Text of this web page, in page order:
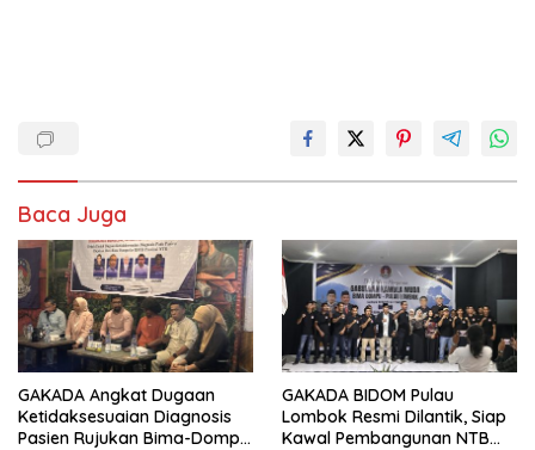
Baca Juga
GAKADA Angkat Dugaan
Ketidaksesuaian Diagnosis
Pasien Rujukan Bima-Dompu,
GAKADA BIDOM Pulau
Lombok Resmi Dilantik, Siap
Kawal Pembangunan NTB